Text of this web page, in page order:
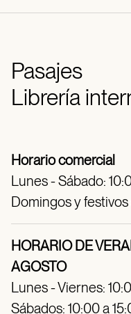
Pasajes
Librería
Horario comercial
Lunes - Sábado:
Domingos y
HORARIO DE
AGOSTO
Lunes - Viernes:
Sábados: 10:00 a